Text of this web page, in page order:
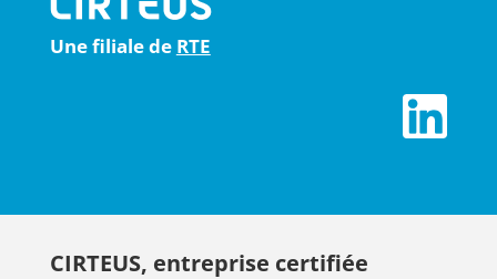
Une filiale de RTE
CIRTEUS, entreprise certifiée